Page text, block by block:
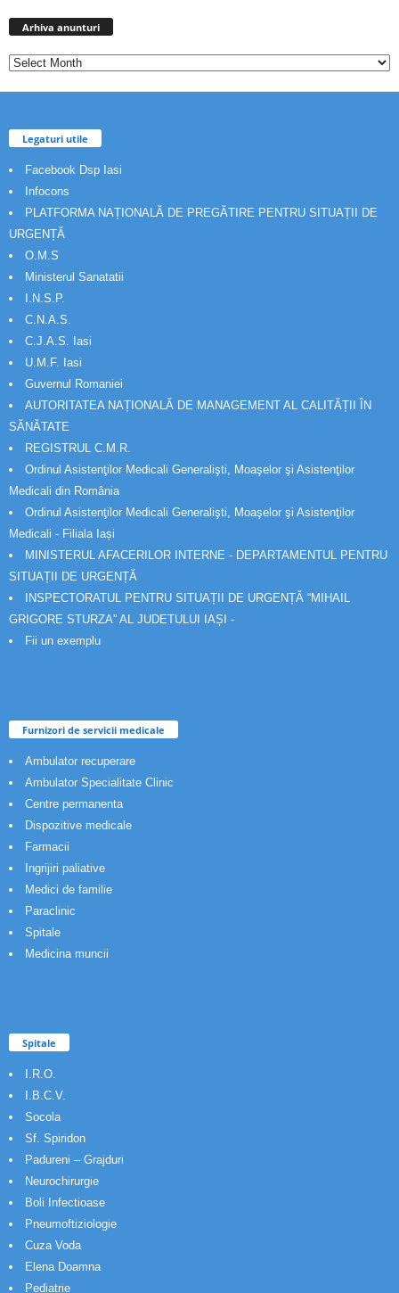
Arhiva anunturi
Legaturi utile
Facebook Dsp Iasi
Infocons
PLATFORMA NAȚIONALĂ DE PREGĂTIRE PENTRU SITUAȚII DE
URGENȚĂ
O.M.S
Ministerul Sanatatii
I.N.S.P.
C.N.A.S.
C.J.A.S. Iasi
U.M.F. Iasi
Guvernul Romaniei
AUTORITATEA NAȚIONALĂ DE MANAGEMENT AL CALITĂȚII ÎN
SĂNĂTATE
REGISTRUL C.M.R.
Ordinul Asistenţilor Medicali Generalişti, Moaşelor şi Asistenţilor
Medicali din România
Ordinul Asistenţilor Medicali Generalişti, Moaşelor şi Asistenţilor
Medicali - Filiala Iași
MINISTERUL AFACERILOR INTERNE - DEPARTAMENTUL PENTRU
SITUAȚII DE URGENȚĂ
INSPECTORATUL PENTRU SITUAȚII DE URGENȚĂ “MIHAIL
GRIGORE STURZA” AL JUDETULUI IAȘI -
Fii un exemplu
Furnizori de servicii medicale
Ambulator recuperare
Ambulator Specialitate Clinic
Centre permanenta
Dispozitive medicale
Farmacii
Ingrijiri paliative
Medici de familie
Paraclinic
Spitale
Medicina muncii
Spitale
I.R.O.
I.B.C.V.
Socola
Sf. Spiridon
Padureni – Grajduri
Neurochirurgie
Boli Infectioase
Pneumoftiziologie
Cuza Voda
Elena Doamna
Pediatrie